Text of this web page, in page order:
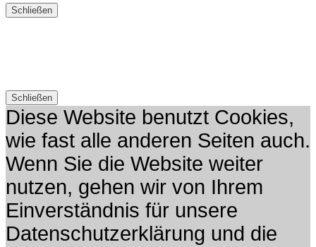
Schließen
Schließen
Diese Website benutzt Cookies,
wie fast alle anderen Seiten auch.
Wenn Sie die Website weiter
nutzen, gehen wir von Ihrem
Einverständnis für unsere
Datenschutzerklärung und die